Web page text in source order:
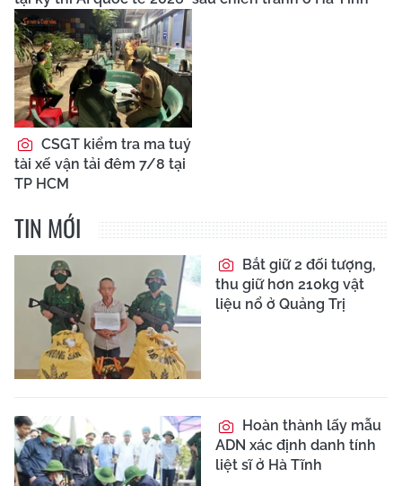
CSGT kiểm tra ma tuý
tài xế vận tải đêm 7/8 tại
TP HCM
TIN MỚI
Bắt giữ 2 đối tượng,
thu giữ hơn 210kg vật
liệu nổ ở Quảng Trị
Hoàn thành lấy mẫu
ADN xác định danh tính
liệt sĩ ở Hà Tĩnh